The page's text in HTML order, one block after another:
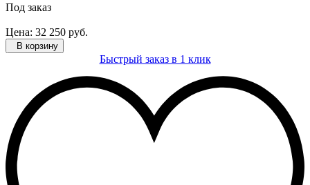
Под заказ
Цена: 32 250 руб.
В корзину
Быстрый заказ в 1 клик